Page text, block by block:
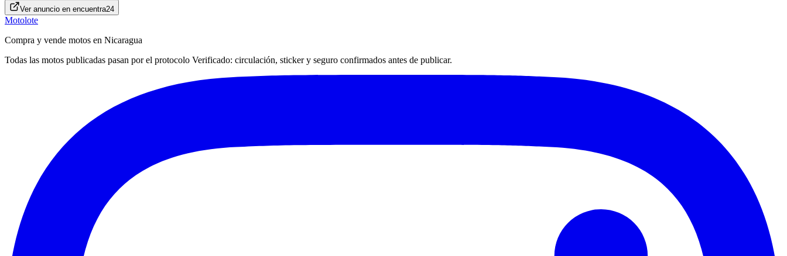
Ver anuncio en encuentra24
Motolote
Compra y vende motos en Nicaragua
Todas las motos publicadas pasan por el protocolo Verificado: circulación, sticker y seguro confirmados antes de publicar.